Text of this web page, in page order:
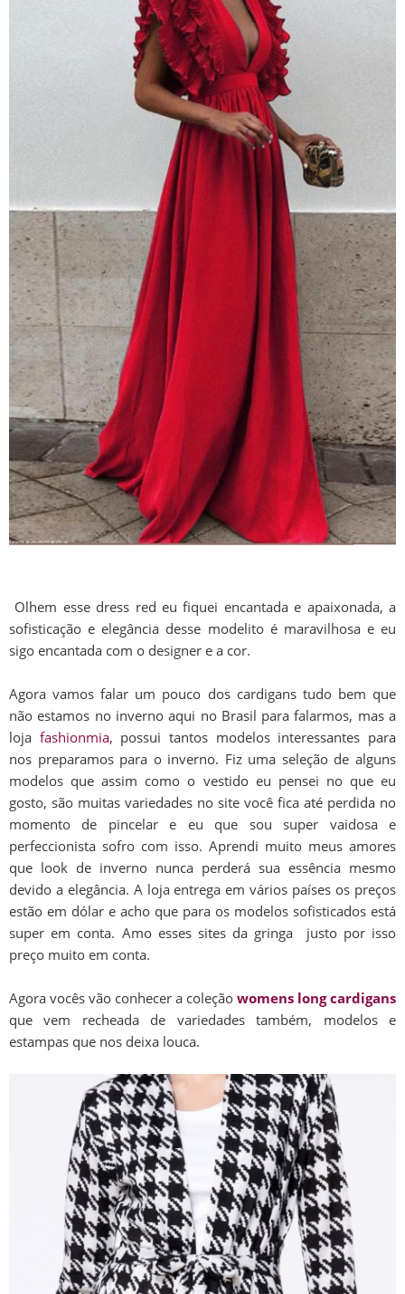
Olhem esse dress red eu fiquei encantada e apaixonada, a
sofisticação e elegância desse modelito é maravilhosa e eu
sigo encantada com o designer e a cor.
Agora vamos falar um pouco dos cardigans tudo bem que
não estamos no inverno aqui no Brasil para falarmos, mas a
loja fashionmia, possui tantos modelos interessantes para
nos preparamos para o inverno. Fiz uma seleção de alguns
modelos que assim como o vestido eu pensei no que eu
gosto, são muitas variedades no site você fica até perdida no
momento de pincelar e eu que sou super vaidosa e
perfeccionista sofro com isso. Aprendi muito meus amores
que look de inverno nunca perderá sua essência mesmo
devido a elegância. A loja entrega em vários países os preços
estão em dólar e acho que para os modelos sofisticados está
super em conta. Amo esses sites da gringa justo por isso
preço muito em conta.
Agora vocês vão conhecer a coleção womens long cardigans
que vem recheada de variedades também, modelos e
estampas que nos deixa louca.